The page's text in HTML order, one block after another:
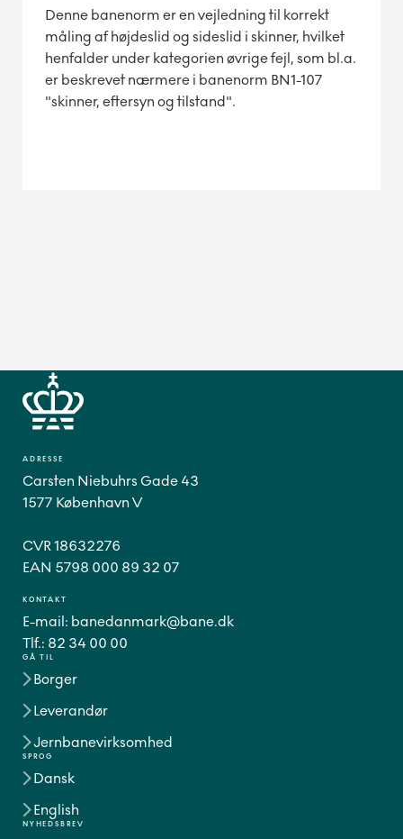
Denne banenorm er en vejledning til korrekt
måling af højdeslid og sideslid i skinner, hvilket
henfalder under kategorien øvrige fejl, som bl.a.
er beskrevet nærmere i banenorm BN1-107
"skinner, eftersyn og tilstand".
GÅ TIL
Borger
Leverandør
Jernbanevirksomhed
SPROG
Dansk
English
ADRESSE
Carsten Niebuhrs Gade 43
1577 København V
CVR 18632276
EAN 5798 000 89 32 07
KONTAKT
E-mail: banedanmark@bane.dk
Tlf.: 82 34 00 00
NYHEDSBREV